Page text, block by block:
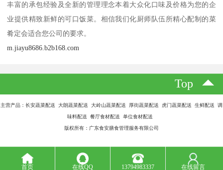
丰富的承包经验及全新的管理理念本着大众化口味及价格为您的企
业提供精致新鲜的可口饭菜。相信我们化厨师队伍所精心配制的菜
肴定会适合您公司的要求。
m.jiayu8686.b2b168.com
Top
主营产品：长安蔬菜配送 大朗蔬菜配送 大岭山蔬菜配送 厚街蔬菜配送 虎门蔬菜配送 生鲜配送 调
味料配送 餐厅食材配送 单位食材配送
版权所有：广东食安膳食管理服务有限公司
首页 在线QQ 13794983337 在线留言